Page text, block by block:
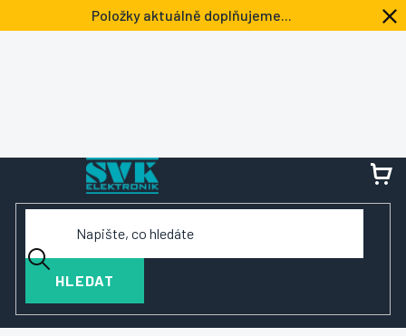
na
Položky aktuálně doplňujeme...
HLEDAT